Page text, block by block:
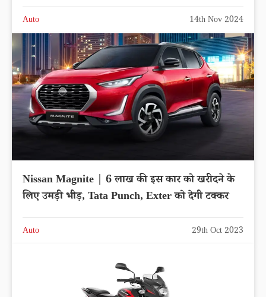
Auto 14th Nov 2024
Nissan Magnite | 6 लाख की इस कार को खरीदने के
लिए उमड़ी भीड़, Tata Punch, Exter को देगी टक्कर
Auto 29th Oct 2023